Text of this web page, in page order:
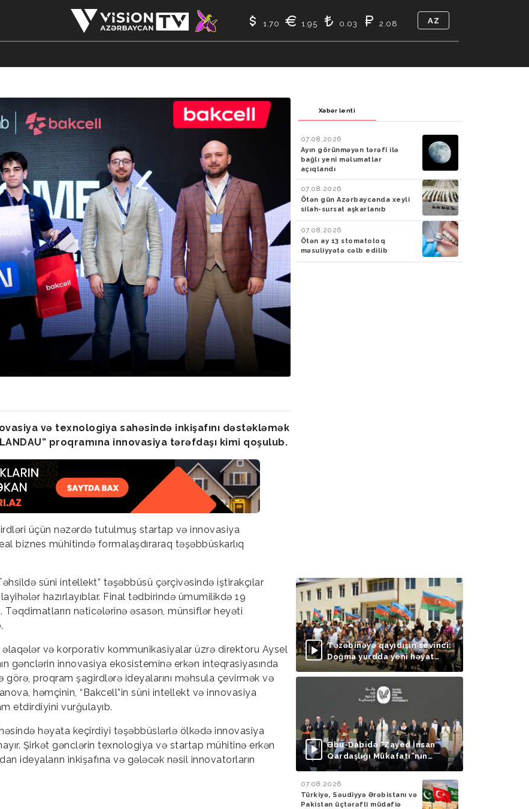
1.70 1.95 0.03 2.08 AZ
və texnologiya sahəsində inkişafını dəstəkləmək
proqramına innovasiya tərəfdaşı kimi qoşulub.
üçün nəzərdə tutulmuş startap və innovasiya
biznes mühitində formalaşdıraraq təşəbbüskarlıq
süni intellekt” təşəbbüsü çərçivəsində iştirakçılar
hazırlayıblar. Final tədbirində ümumilikdə 19
nəticələrinə əsasən, münsiflər heyəti
əlaqələr və korporativ kommunikasiyalar üzrə direktoru Aysel
gənclərin innovasiya ekosisteminə erkən inteqrasiyasında
görə, proqram şagirdlərə ideyalarını məhsula çevirmək və
həmçinin, “Bakcell”in süni intellekt və innovasiya
etdirdiyini vurğulayıb.
həyata keçirdiyi təşəbbüslərlə ölkədə innovasiya
Şirkət gənclərin texnologiya və startap mühitinə erkən
ideyaların inkişafına və gələcək nəsil innovatorların
Xəbər lenti
07.08.2026
Ayın görünməyən tərəfi ilə
bağlı yeni məlumatlar
açıqlandı
07.08.2026
Ötən gün Azərbaycanda xeyli
silah-sursat aşkarlanıb
07.08.2026
Ötən ay 13 stomatoloq
məsuliyyətə cəlb edilib
Təzəbinəyə qayıdışın sevinci:
Doğma yurdda yeni həyat
başlayır
Əbu-Dabidə “Zayed İnsan
Qardaşlığı Mükafatı”nın
təqdimolunma mərasimi
07.08.2026
Türkiyə, Səudiyyə Ərəbistanı və
Pakistan üçtərəfli müdafiə